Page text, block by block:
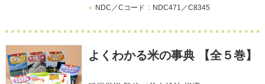
NDC／Cコード
NDC471／C8345
よくわかる米の事典 【全５巻】